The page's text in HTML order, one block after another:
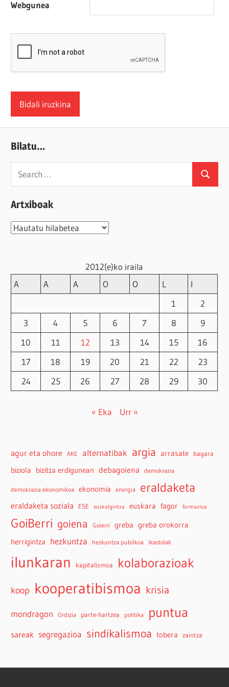
Webgunea
Bilatu…
Search
for:
Search
Artxiboak
Artxiboak
2012(e)ko iraila
A
A A O O L
I
1
2
3
4 5 6 7 8
9
10
11 12 13 14 15
16
17
18 19 20 21 22
23
24
25 26 27 28 29 30
« Eka Urr »
agur eta ohore AKE alternatibak argia arrasate bagara
biziola bizitza erdigunean debagoiena demokrazia
demokrazia ekonomikoa ekonomia energia eraldaketa
eraldaketa soziala ESE euskalgintza euskara fagor formazioa
GoiBerri goiena Goierri greba greba orokorra
herrigintza
hezkuntza hezkuntza publikoa ikastolak
ilunkaran kapitalismoa kolaborazioak
koop kooperatibismoa krisia
mondragon Ordizia parte-hartzea politika puntua
sareak segregazioa sindikalismoa tobera zaintza